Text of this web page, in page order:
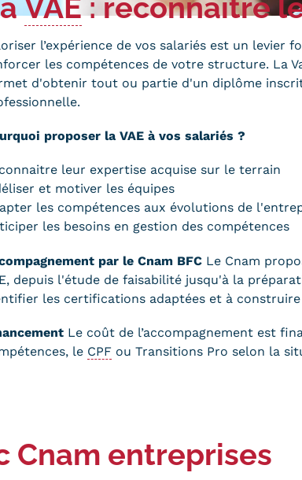
à distance
Acquis de
études
acquis
et personnels
Qualiopi
Mobilité
Erasmus
Règlement intérieur
Modalités
Tarifs
Modalités de
Navigation
secondaire
NOUS RECRUTONS
VAE: reconnaître
l’expérience de vos salariés est un levier
les compétences de votre structure. La
d'obtenir tout ou partie d'un diplôme
proposer la VAE à vos salariés ?
leur expertise acquise sur le terrain
et motiver les équipes
les compétences aux évolutions de
les besoins en gestion des compétences
par le Cnam BFCLe Cnam
depuis l'étude de faisabilité jusqu'à la
les certifications adaptées et à
Le coût de l’accompagnement est
le CPF ou Transitions Pro selon la
Cnam entreprises